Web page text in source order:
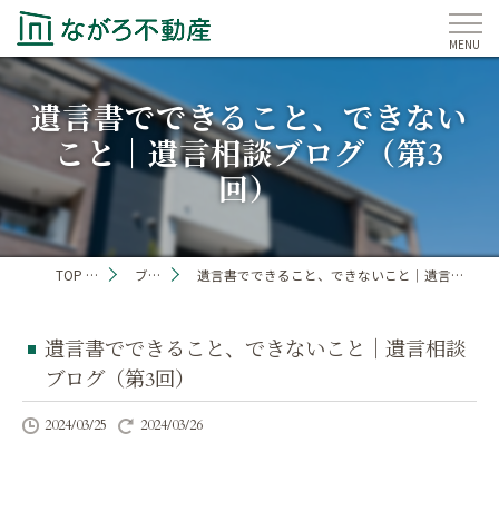
遺言書でできること、できない
こと｜遺言相談ブログ（第3
回）
TOP PAGE ブログ 遺言書でできること、できないこと｜遺言相談ブログ（第3回）
遺言書でできること、できないこと｜遺言相談
ブログ（第3回）
2024/03/25 2024/03/26